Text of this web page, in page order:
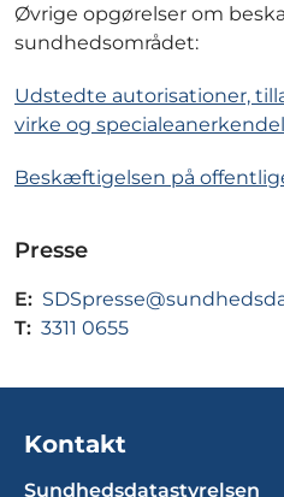
Øvrige opgørelser om
sundhedsområdet:
Udstedte autorisationer,
virke og
Beskæftigelsen på
Presse
E:
T: 3311 0655
Kontakt
Sundhedsdatastyrelsen